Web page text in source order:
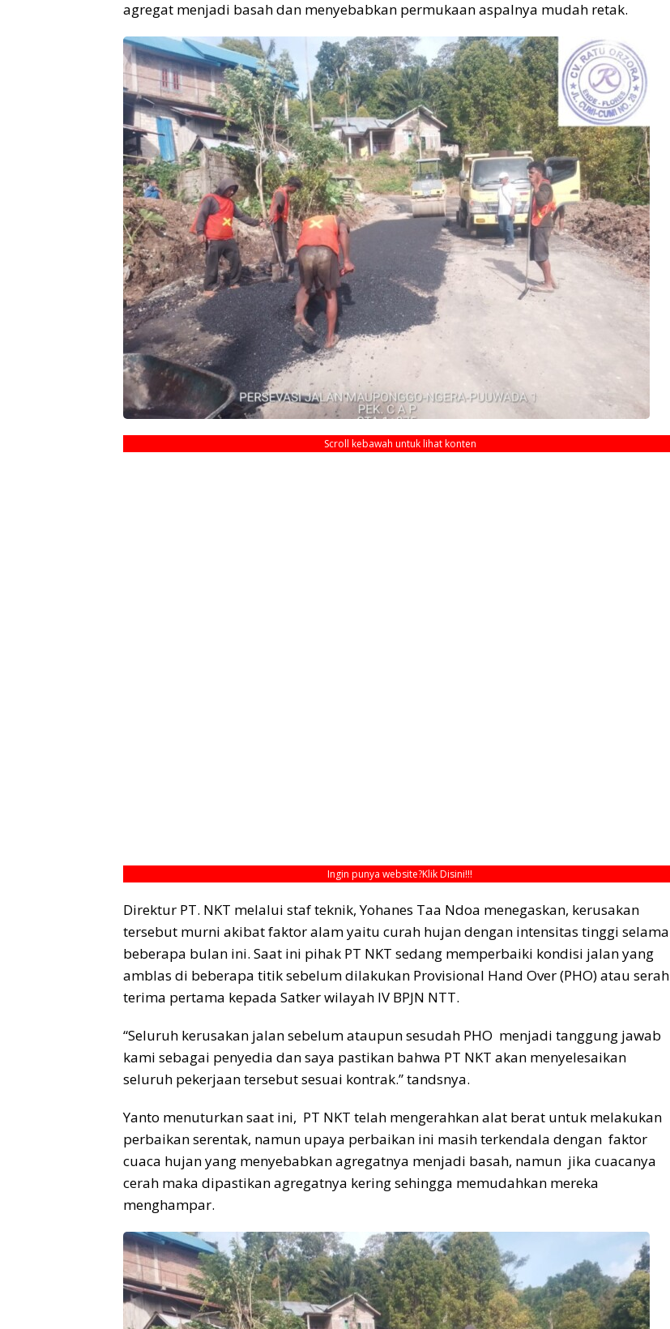
agregat menjadi basah dan menyebabkan permukaan aspalnya mudah retak.
Scroll kebawah untuk lihat konten
Ingin punya website?Klik Disini!!!
Direktur PT. NKT melalui staf teknik, Yohanes Taa Ndoa menegaskan, kerusakan
tersebut murni akibat faktor alam yaitu curah hujan dengan intensitas tinggi selama
beberapa bulan ini. Saat ini pihak PT NKT sedang memperbaiki kondisi jalan yang
amblas di beberapa titik sebelum dilakukan Provisional Hand Over (PHO) atau serah
terima pertama kepada Satker wilayah IV BPJN NTT.
“Seluruh kerusakan jalan sebelum ataupun sesudah PHO menjadi tanggung jawab
kami sebagai penyedia dan saya pastikan bahwa PT NKT akan menyelesaikan
seluruh pekerjaan tersebut sesuai kontrak.” tandsnya.
Yanto menuturkan saat ini, PT NKT telah mengerahkan alat berat untuk melakukan
perbaikan serentak, namun upaya perbaikan ini masih terkendala dengan faktor
cuaca hujan yang menyebabkan agregatnya menjadi basah, namun jika cuacanya
cerah maka dipastikan agregatnya kering sehingga memudahkan mereka
menghampar.